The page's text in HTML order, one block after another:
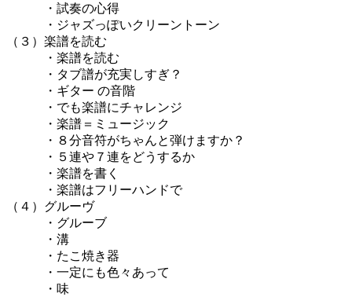
・試奏の心得
・ジャズっぽいクリーントーン
（３）楽譜を読む
・楽譜を読む
・タブ譜が充実しすぎ？
・ギター の音階
・でも楽譜にチャレンジ
・楽譜＝ミュージック
・８分音符がちゃんと弾けますか？
・５連や７連をどうするか
・楽譜を書く
・楽譜はフリーハンドで
（４）グルーヴ
・グルーブ
・溝
・たこ焼き器
・一定にも色々あって
・味